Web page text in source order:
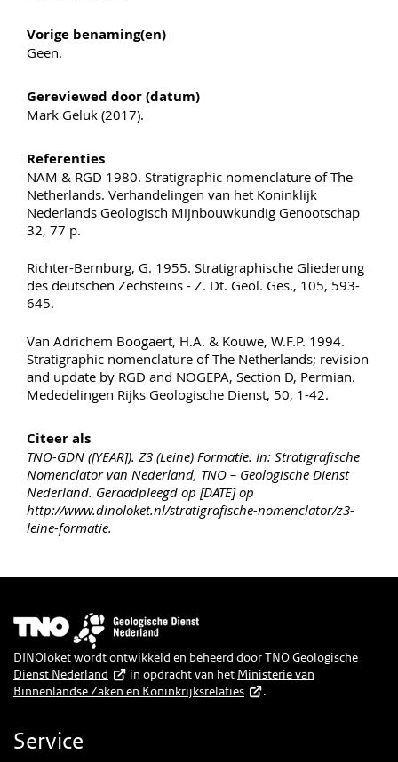
Vorige benaming(en)
Geen.
Gereviewed door (datum)
Mark Geluk (2017).
Referenties
NAM & RGD 1980. Stratigraphic nomenclature of The
Netherlands. Verhandelingen van het Koninklijk
Nederlands Geologisch Mijnbouwkundig Genootschap
32, 77 p.
Richter-Bernburg, G. 1955. Stratigraphische Gliederung
des deutschen Zechsteins - Z. Dt. Geol. Ges., 105, 593-
645.
Van Adrichem Boogaert, H.A. & Kouwe, W.F.P. 1994.
Stratigraphic nomenclature of The Netherlands; revision
and update by RGD and NOGEPA, Section D, Permian.
Mededelingen Rijks Geologische Dienst, 50, 1-42.
Citeer als
TNO-GDN ([YEAR]). Z3 (Leine) Formatie. In: Stratigrafische
Nomenclator van Nederland, TNO – Geologische Dienst
Nederland. Geraadpleegd op [DATE] op
http://www.dinoloket.nl/stratigrafische-nomenclator/z3-
leine-formatie.
Afbeelding
DINOloket wordt ontwikkeld en beheerd doorTNO Geologische
Dienst Nederland
in opdracht van het Ministerie van
Binnenlandse Zaken en Koninkrijksrelaties
.
Service